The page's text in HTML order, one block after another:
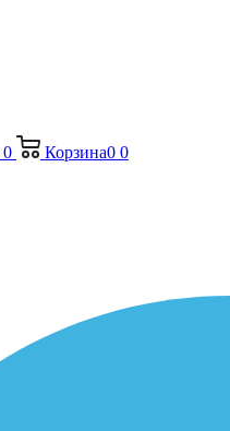
0 Корзина0 0